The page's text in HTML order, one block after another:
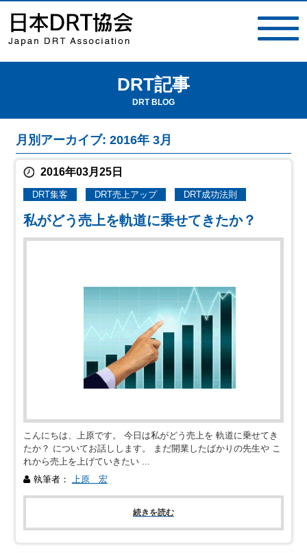
DRT記事
DRT BLOG
月別アーカイブ: 2016年 3月
2016年03月25日
DRT集客 DRT売上アップ DRT成功法則
私がどう売上を軌道に乗せてきたか？
こんにちは、上原です。 今日は私がどう売上を 軌道に乗せてき
たか？ についてお話しします。 まだ開業したばかりの先生や こ
れから売上を上げていきたい ...
執筆者：
上原 宏
続きを読む